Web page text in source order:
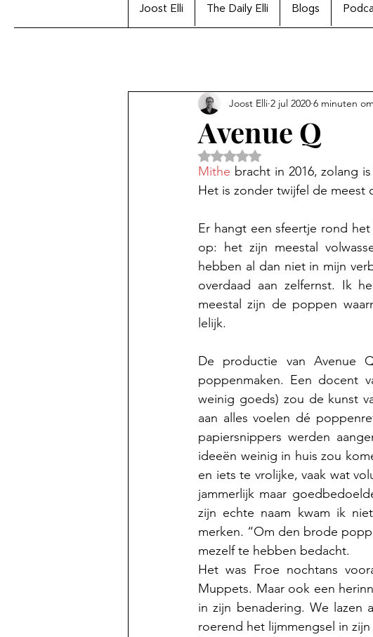
Joost Elli The Daily Elli Blogs
Avenue Q
Joost Elli 2 jul 2020 6 minuten
Beoordeeld met NaN uit 5
Mithe bracht in 2016, zolang
Het is zonder twijfel de meest
Er hangt een sfeertje rond
op: het zijn meestal
hebben al dan niet in mijn
overdaad aan zelfernst. Ik
meestal zijn de poppen
lelijk.
De productie van Avenue
poppenmaken. Een docent
weinig goeds) zou de kunst
aan alles voelen dé
papiersnippers werden
ideeën weinig in huis zou
en iets te vrolijke, vaak wat
jammerlijk maar
zijn echte naam kwam ik
merken. “Om den brode
mezelf te hebben bedacht.
Het was Froe nochtans
Muppets. Maar ook een
in zijn benadering. We lazen
roerend het lijmmengsel in